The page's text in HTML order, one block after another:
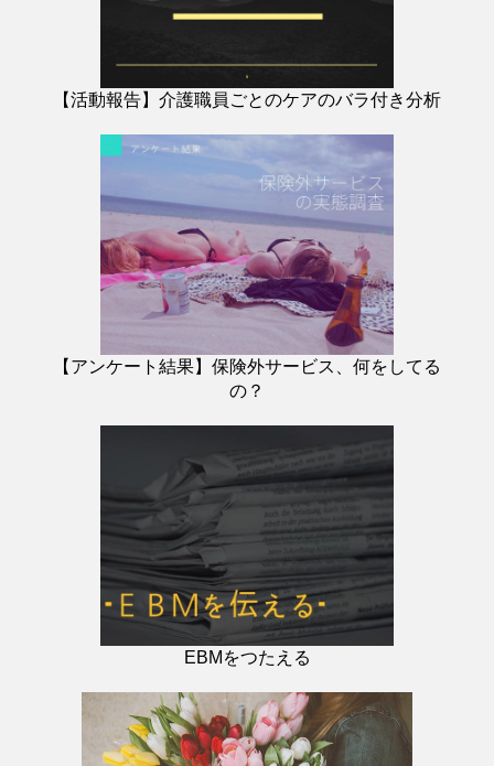
【活動報告】介護職員ごとのケアのバラ付き分析
【アンケート結果】保険外サービス、何をしてる
の？
EBMをつたえる